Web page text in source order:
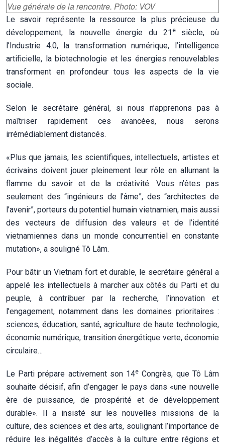
Vue générale de la rencontre. Photo: VOV
Le savoir représente la ressource la plus précieuse du
développement, la nouvelle énergie du 21 esiècle, où
l’Industrie 4.0, la transformation numérique, l’intelligence
artificielle, la biotechnologie et les énergies renouvelables
transforment en profondeur tous les aspects de la vie
sociale.
Selon le secrétaire général, si nous n’apprenons pas à
maîtriser rapidement ces avancées, nous serons
irrémédiablement distancés.
«Plus que jamais, les scientifiques, intellectuels, artistes et
écrivains doivent jouer pleinement leur rôle en allumant la
flamme du savoir et de la créativité. Vous n’êtes pas
seulement des “ingénieurs de l’âme”, des “architectes de
l’avenir”, porteurs du potentiel humain vietnamien, mais aussi
des vecteurs de diffusion des valeurs et de l’identité
vietnamiennes dans un monde concurrentiel en constante
mutation», a souligné Tô Lâm.
Pour bâtir un Vietnam fort et durable, le secrétaire général a
appelé les intellectuels à marcher aux côtés du Parti et du
peuple, à contribuer par la recherche, l’innovation et
l’engagement, notamment dans les domaines prioritaires :
sciences, éducation, santé, agriculture de haute technologie,
économie numérique, transition énergétique verte, économie
circulaire…
Le Parti prépare activement son 14e Congrès, que Tô Lâm
souhaite décisif, afin d’engager le pays dans «une nouvelle
ère de puissance, de prospérité et de développement
durable». Il a insisté sur les nouvelles missions de la
culture, des sciences et des arts, soulignant l’importance de
réduire les inégalités d’accès à la culture entre régions et